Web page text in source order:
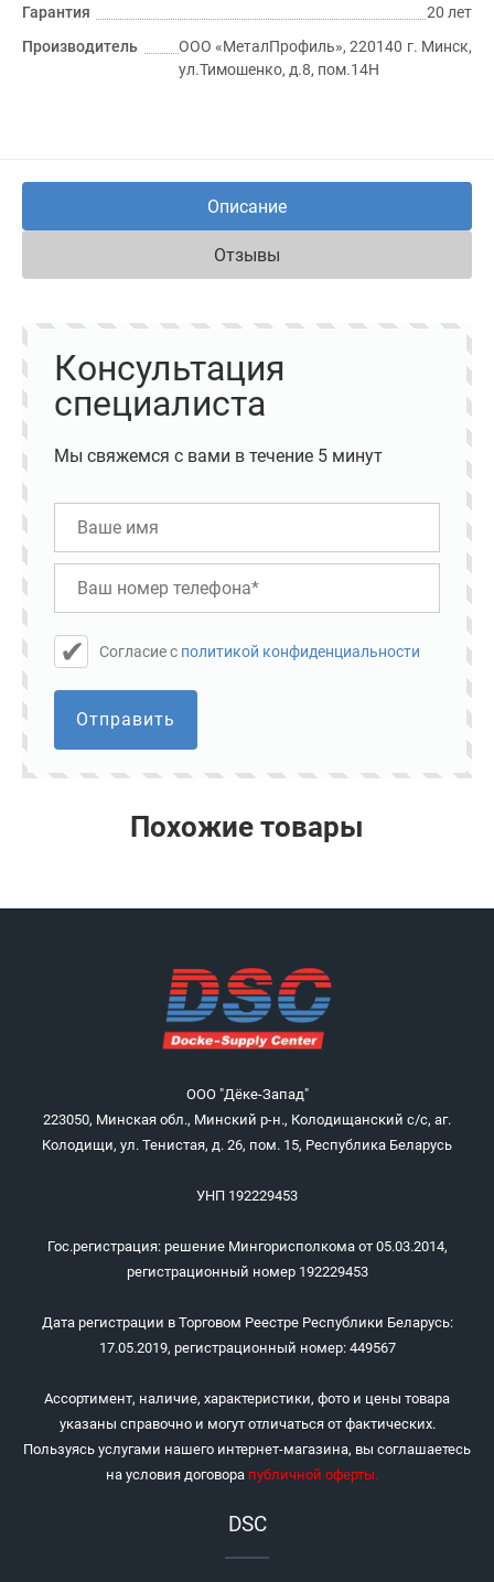
Гарантия
20 лет
Производитель
ООО «МеталПрофиль», 220140 г. Минск,
ул.Тимошенко, д.8, пом.14Н
Описание
Отзывы
Консультация
специалиста
Мы свяжемся с вами в течение 5 минут
Cогласие с политикой конфиденциальности
Отправить
Похожие товары
ООО "Дёке-Запад"
223050, Минская обл., Минский р-н., Колодищанский с/с, аг.
Колодищи, ул. Тенистая, д. 26, пом. 15, Республика Беларусь
УНП 192229453
Гос.регистрация: решение Мингорисполкома от 05.03.2014,
регистрационный номер 192229453
Дата регистрации в Торговом Реестре Республики Беларусь:
17.05.2019, регистрационный номер: 449567
Ассортимент, наличие, характеристики, фото и цены товара
указаны справочно и могут отличаться от фактических.
Пользуясь услугами нашего интернет-магазина, вы соглашаетесь
на условия договора публичной оферты.
DSC